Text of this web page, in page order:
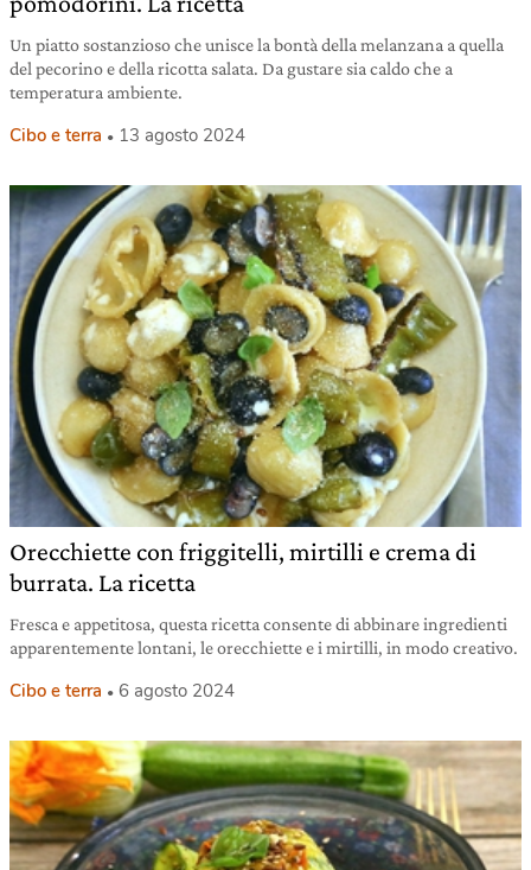
Un piatto sostanzioso che unisce la bontà della melanzana a quella
del pecorino e della ricotta salata. Da gustare sia caldo che a
temperatura ambiente.
Cibo e terra 13 agosto 2024
Orecchiette con friggitelli, mirtilli e crema di
burrata. La ricetta
Fresca e appetitosa, questa ricetta consente di abbinare ingredienti
apparentemente lontani, le orecchiette e i mirtilli, in modo creativo.
Cibo e terra 6 agosto 2024